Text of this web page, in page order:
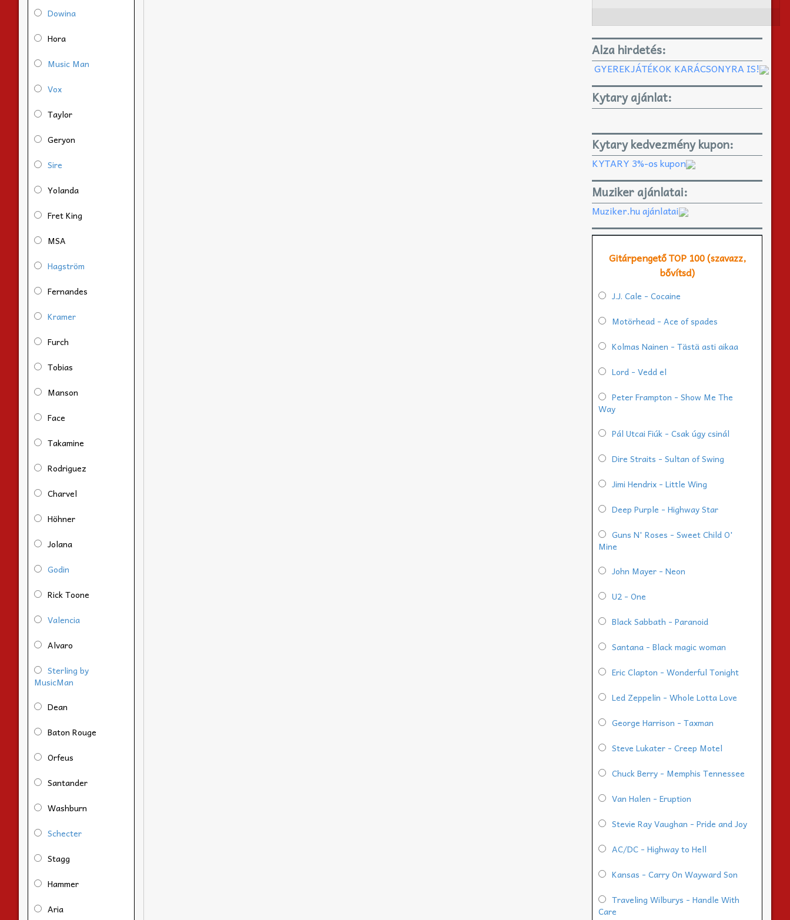
Dowina
Hora
Music Man
Vox
Taylor
Geryon
Sire
Yolanda
Fret King
MSA
Hagström
Fernandes
Kramer
Furch
Tobias
Manson
Face
Takamine
Rodriguez
Charvel
Höhner
Jolana
Godin
Rick Toone
Valencia
Alvaro
Sterling by
MusicMan
Dean
Baton Rouge
Orfeus
Santander
Washburn
Schecter
Stagg
Hammer
Aria
Alza hirdetés:
GYEREKJÁTÉKOK KARÁCSONYRA IS!
Kytary ajánlat:
Kytary kedvezmény kupon:
KYTARY 3%-os kupon
Muziker ajánlatai:
Muziker.hu ajánlatai
Gitárpengető TOP 100 (szavazz,
bővítsd)
J.J. Cale - Cocaine
Motörhead - Ace of spades
Kolmas Nainen - Tästä asti aikaa
Lord - Vedd el
Peter Frampton - Show Me The
Way
Pál Utcai Fiúk - Csak úgy csinál
Dire Straits - Sultan of Swing
Jimi Hendrix - Little Wing
Deep Purple - Highway Star
Guns N' Roses - Sweet Child O'
Mine
John Mayer - Neon
U2 - One
Black Sabbath - Paranoid
Santana - Black magic woman
Eric Clapton - Wonderful Tonight
Led Zeppelin - Whole Lotta Love
George Harrison - Taxman
Steve Lukater - Creep Motel
Chuck Berry - Memphis Tennessee
Van Halen - Eruption
Stevie Ray Vaughan - Pride and Joy
AC/DC - Highway to Hell
Kansas - Carry On Wayward Son
Traveling Wilburys - Handle With
Care